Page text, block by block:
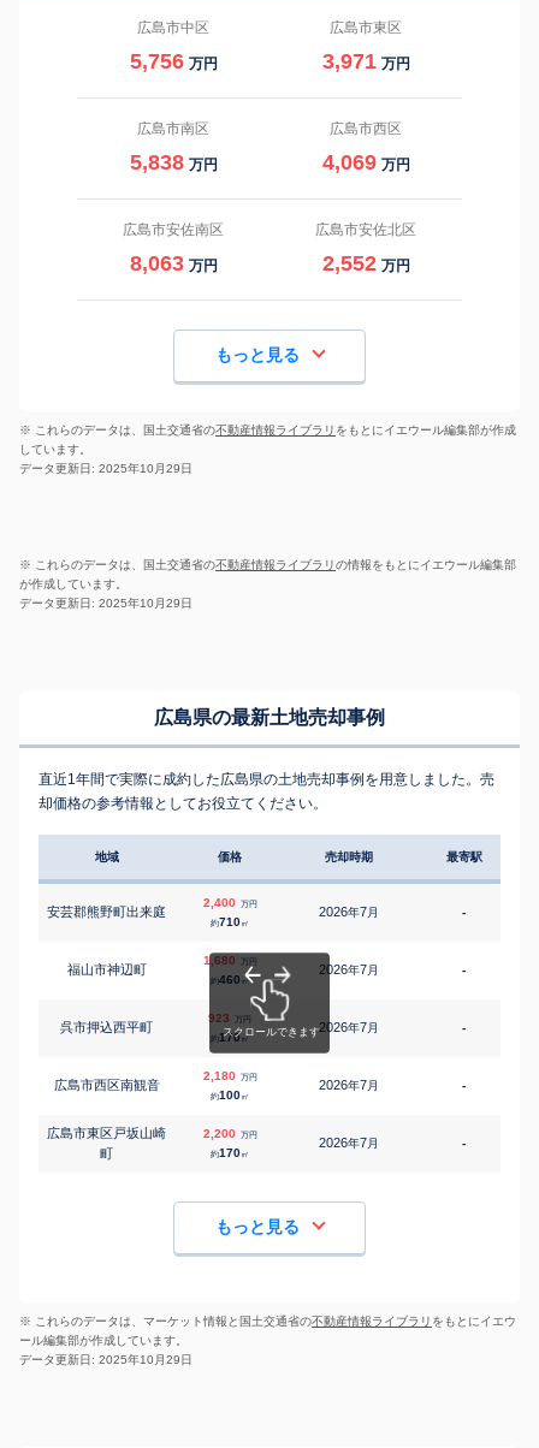
広島市中区
5,756 万円
広島市東区
3,971 万円
広島市南区
5,838 万円
広島市西区
4,069 万円
広島市安佐南区
8,063 万円
広島市安佐北区
2,552 万円
もっと見る
※ これらのデータは、国土交通省の不動産情報ライブラリ をもとにイエウール編集部が作成
しています。
データ更新日: 2025年10月29日
※ これらのデータは、国土交通省の不動産情報ライブラリの情報をもとにイエウール編集部
が作成しています。
データ更新日: 2025年10月29日
広島県の最新土地売却事例
直近1年間で実際に成約した広島県の土地売却事例を用意しました。売
却価格の参考情報としてお役立てください。
地域 価格 売却時期 最寄駅
安芸郡熊野町出来庭
2,400 万円
約710㎡
2026年7月 -
福山市神辺町
1,680 万円
約460 ㎡
2026年7月 -
呉市押込西平町
923 万円
約170㎡
2026年7月 -
広島市西区南観音
2,180 万円
約100㎡
2026年7月 -
広島市東区戸坂山崎
町
2,200 万円
約170㎡
2026年7月 -
もっと見る
※ これらのデータは、マーケット情報と国土交通省の不動産情報ライブラリ をもとにイエウ
ール編集部が作成しています。
データ更新日: 2025年10月29日